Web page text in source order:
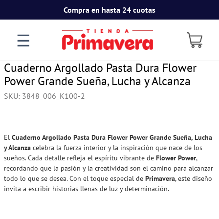
Compra en hasta 24 cuotas
☰
Cuaderno Argollado Pasta Dura Flower
Power Grande Sueña, Lucha y Alcanza
SKU: 3848_006_K100-2
El Cuaderno Argollado Pasta Dura Flower Power Grande Sueña, Lucha
y Alcanza celebra la fuerza interior y la inspiración que nace de los
sueños. Cada detalle refleja el espíritu vibrante de Flower Power,
recordando que la pasión y la creatividad son el camino para alcanzar
todo lo que se desea. Con el toque especial de Primavera, este diseño
invita a escribir historias llenas de luz y determinación.